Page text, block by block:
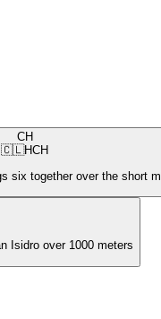
CH
🇨🇱HCH
six together over the short
Isidro over 1000 meters